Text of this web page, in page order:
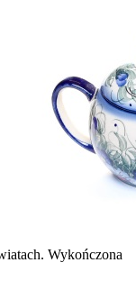
Wykończona